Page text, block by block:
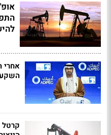
אחרי
השקעות ב-55